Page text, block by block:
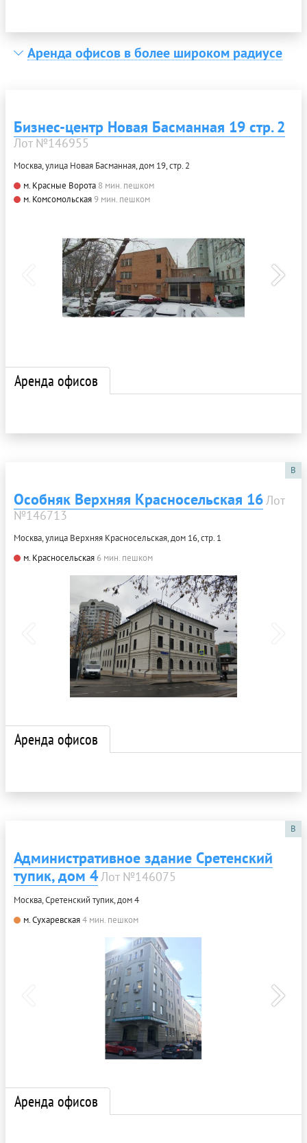
Аренда офисов в более широком радиусе
Бизнес-центр Новая Басманная 19 стр. 2
Лот №146955
Москва, улица Новая Басманная, дом 19, стр. 2
м. Красные Ворота 8 мин. пешком
м. Комсомольская9 мин. пешком
Аренда офисов
B
Особняк Верхняя Красносельская 16Лот
№146713
Москва, улица Верхняя Красносельская, дом 16, стр. 1
м. Красносельская 6 мин. пешком
Аренда офисов
B
Административное здание Сретенский
тупик, дом 4Лот №146075
Москва, Сретенский тупик, дом 4
м. Сухаревская4 мин. пешком
Аренда офисов